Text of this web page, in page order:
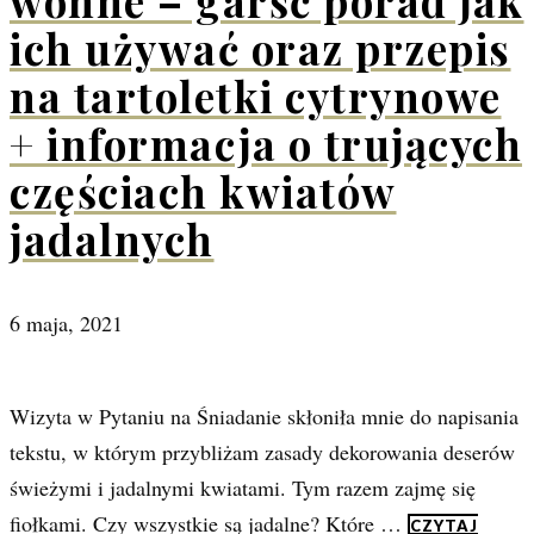
ich używać oraz przepis
na tartoletki cytrynowe
+ informacja o trujących
częściach kwiatów
jadalnych
6 maja, 2021
Wizyta w Pytaniu na Śniadanie skłoniła mnie do napisania
tekstu, w którym przybliżam zasady dekorowania deserów
świeżymi i jadalnymi kwiatami. Tym razem zajmę się
fiołkami. Czy wszystkie są jadalne? Które …
CZYTAJ